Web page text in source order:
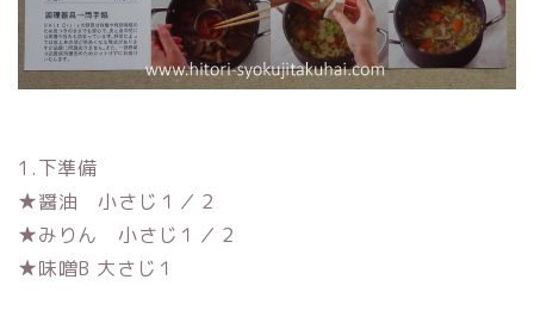
1.下準備
★醤油 小さじ１／２
★みりん 小さじ１／２
★味噌B 大さじ１